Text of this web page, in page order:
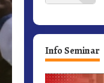
Info Seminar